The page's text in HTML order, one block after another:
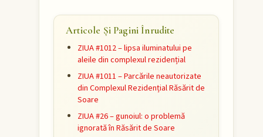
Articole Și Pagini Înrudite
ZIUA #1012 – lipsa iluminatului pe
aleile din complexul rezidențial
ZIUA #1011 – Parcările neautorizate
din Complexul Rezidențial Răsărit de
Soare
ZIUA #26 – gunoiul: o problemă
ignorată în Răsărit de Soare